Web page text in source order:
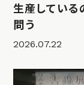
生産している
問う
2026.07.22